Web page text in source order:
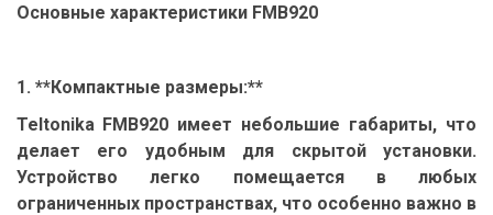
Основные характеристики FMB920
1. **Компактные размеры:**
Teltonika FMB920 имеет небольшие габариты, что
делает его удобным для скрытой установки.
Устройство легко помещается в любых
ограниченных пространствах, что особенно важно в